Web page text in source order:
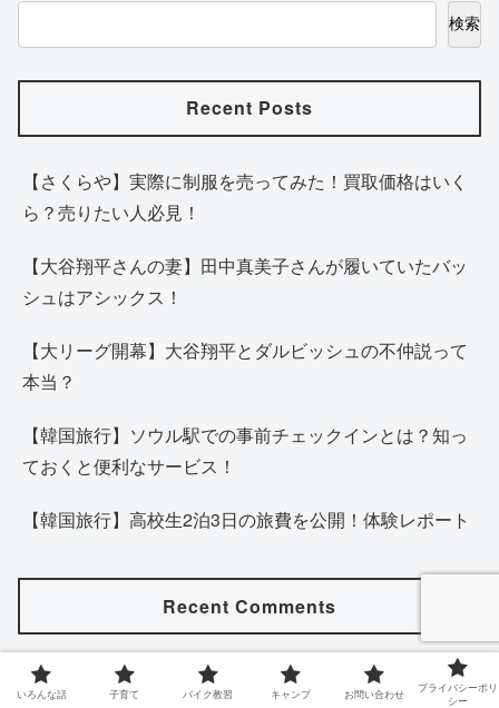
検索
Recent Posts
【さくらや】実際に制服を売ってみた！買取価格はいく
ら？売りたい人必見！
【大谷翔平さんの妻】田中真美子さんが履いていたバッ
シュはアシックス！
【大リーグ開幕】大谷翔平とダルビッシュの不仲説って
本当？
【韓国旅行】ソウル駅での事前チェックインとは？知っ
ておくと便利なサービス！
【韓国旅行】高校生2泊3日の旅費を公開！体験レポート
Recent Comments
40代女性がバイクに乗るメリットデメリットを解説しま
す。に とま子より
いろんな話 子育て バイク教習 キャンプ お問い合わせ
プライバシーポリ
シー